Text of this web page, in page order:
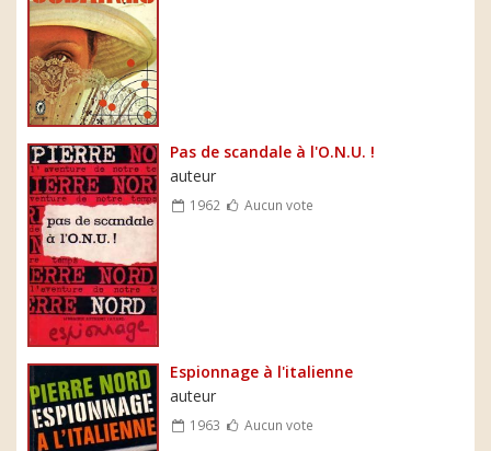
Pas de scandale à l'O.N.U. !
auteur
1962 Aucun vote
Espionnage à l'italienne
auteur
1963 Aucun vote